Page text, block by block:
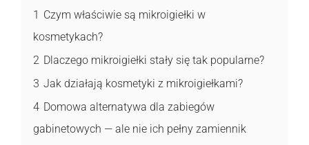
1 Czym właściwie są mikroigiełki w
kosmetykach?
2 Dlaczego mikroigiełki stały się tak popularne?
3 Jak działają kosmetyki z mikroigiełkami?
4 Domowa alternatywa dla zabiegów
gabinetowych — ale nie ich pełny zamiennik